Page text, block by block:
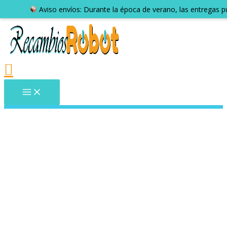
Aviso envíos: Durante la época de verano, las entregas